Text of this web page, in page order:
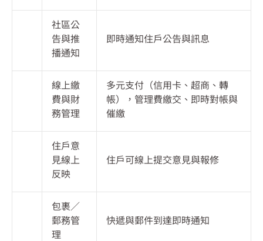
社區公
告與推
播通知
即時通知住戶公告與訊息
線上繳
費與財
務管理
多元支付（信用卡、超商、轉
帳），管理費繳交、即時對帳與
催繳
住戶意
見線上
反映
住戶可線上提交意見與報修
包裹／
郵務管
理
快遞與郵件到達即時通知